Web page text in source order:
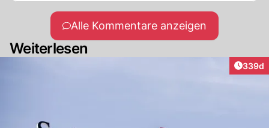
Alle Kommentare anzeigen
Weiterlesen
339d